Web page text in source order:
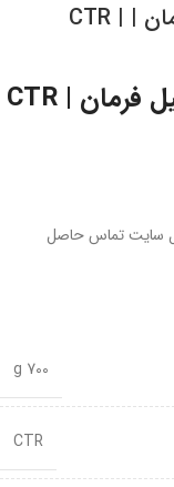
سیبک داخلی جعبه فرمان – میل فرمان | CTR |
– میل فرمان | CTR
سایت تماس حاصل
700 g
CTR